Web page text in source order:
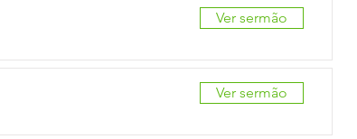
Ver sermão
Ver sermão